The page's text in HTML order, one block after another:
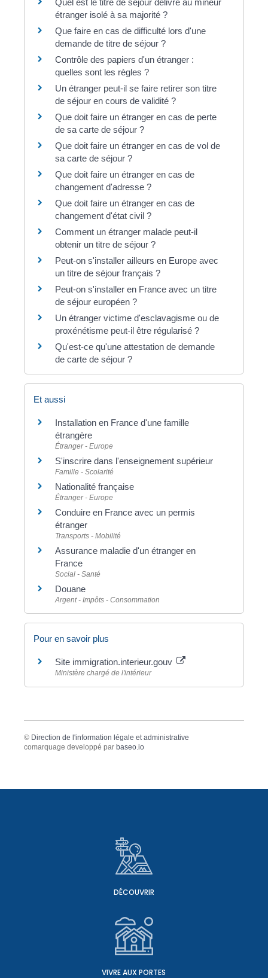
étranger isolé à sa majorité ?
Que faire en cas de difficulté lors d'une
demande de titre de séjour ?
Contrôle des papiers d'un étranger :
quelles sont les règles ?
Un étranger peut-il se faire retirer son titre
de séjour en cours de validité ?
Que doit faire un étranger en cas de perte
de sa carte de séjour ?
Que doit faire un étranger en cas de vol de
sa carte de séjour ?
Que doit faire un étranger en cas de
changement d'adresse ?
Que doit faire un étranger en cas de
changement d'état civil ?
Comment un étranger malade peut-il
obtenir un titre de séjour ?
Peut-on s'installer ailleurs en Europe avec
un titre de séjour français ?
Peut-on s'installer en France avec un titre
de séjour européen ?
Un étranger victime d'esclavagisme ou de
proxénétisme peut-il être régularisé ?
Qu'est-ce qu'une attestation de demande
de carte de séjour ?
Et aussi
Installation en France d'une famille
étrangère
Étranger - Europe
S'inscrire dans l'enseignement supérieur
Famille - Scolarité
Nationalité française
Étranger - Europe
Conduire en France avec un permis
étranger
Transports - Mobilité
Assurance maladie d'un étranger en
France
Social - Santé
Douane
Argent - Impôts - Consommation
Pour en savoir plus
Site immigration.interieur.gouv
Ministère chargé de l'intérieur
© Direction de l'information légale et administrative
comarquage developpé par baseo.io
DÉCOUVRIR
VIVRE AUX PORTES